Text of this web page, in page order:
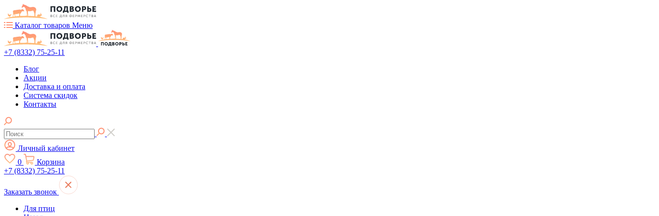
Каталог товаров Меню
+7 (8332) 75-25-11
Блог
Акции
Доставка и оплата
Система скидок
Контакты
Личный кабинет
0
Корзина
+7 (8332) 75-25-11
Заказать звонок
Для птиц